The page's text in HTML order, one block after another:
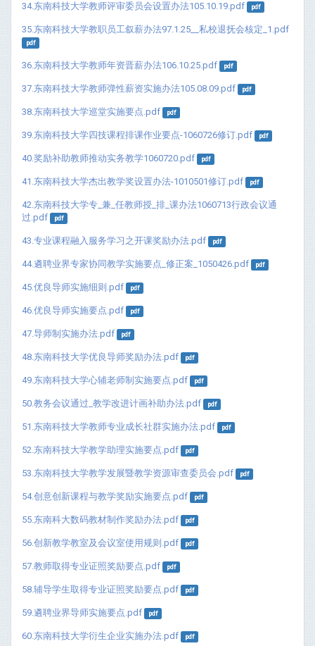
34.东南科技大学教师评审委员会设置办法105.10.19.pdf pdf
35.东南科技大学教职员工叙薪办法97.1.25__私校退抚会核定_1.pdf
pdf
36.东南科技大学教师年资晋薪办法106.10.25.pdf pdf
37.东南科技大学教师弹性薪资实施办法105.08.09.pdf pdf
38.东南科技大学巡堂实施要点.pdf pdf
39.东南科技大学四技课程排课作业要点-1060726修订.pdf pdf
40.奖励补助教师推动实务教学1060720.pdf pdf
41.东南科技大学杰出教学奖设置办法-1010501修订.pdf pdf
42.东南科技大学专_兼_任教师授_排_课办法1060713行政会议通
过.pdf
pdf
43.专业课程融入服务学习之开课奖励办法.pdf pdf
44.遴聘业界专家协同教学实施要点_修正案_1050426.pdf pdf
45.优良导师实施细则.pdf pdf
46.优良导师实施要点.pdf pdf
47.导师制实施办法.pdf pdf
48.东南科技大学优良导师奖励办法.pdf pdf
49.东南科技大学心辅老师制实施要点.pdf pdf
50.教务会议通过_教学改进计画补助办法.pdf pdf
51.东南科技大学教师专业成长社群实施办法.pdf pdf
52.东南科技大学教学助理实施要点.pdf pdf
53.东南科技大学教学发展暨教学资源审查委员会.pdf pdf
54.创意创新课程与教学奖励实施要点.pdf pdf
55.东南科大数码教材制作奖励办法.pdf pdf
56.创新教学教室及会议室使用规则.pdf pdf
57.教师取得专业证照奖励要点.pdf pdf
58.辅导学生取得专业证照奖励要点.pdf pdf
59.遴聘业界导师实施要点.pdf pdf
60.东南科技大学衍生企业实施办法.pdf pdf